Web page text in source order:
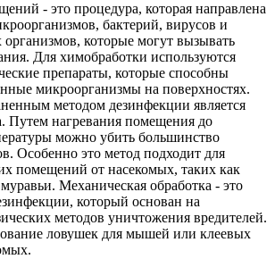
- это процедура, которая направлена
бактерий, вирусов и
которые могут вызывать
Для химобработки используются
препараты, которые способны
микроорганизмы на поверхностях.
методом дезинфекции является
Путем нагревания помещения до
можно убить большинство
Особенно это метод подходит для
помещений от насекомых, таких как
Механическая обработка - это
который основан на
методов уничтожения вредителей.
ловушек для мышей или клеевых